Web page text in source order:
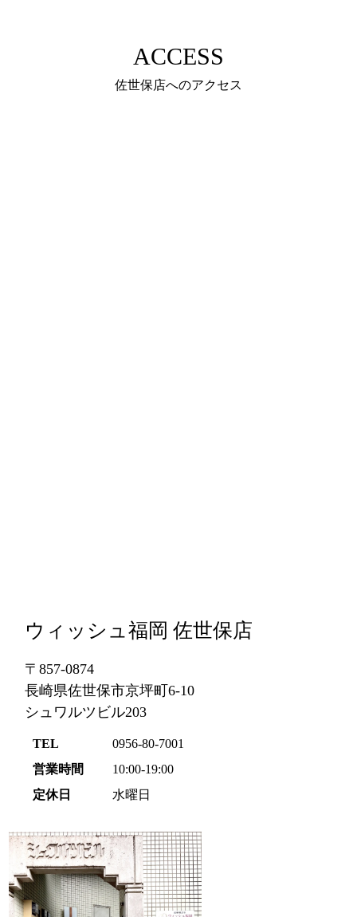
ACCESS
佐世保店へのアクセス
ウィッシュ福岡 佐世保店
〒857-0874
長崎県佐世保市京坪町6-10
シュワルツビル203
TEL
0956-80-7001
営業時間
10:00-19:00
定休日
水曜日